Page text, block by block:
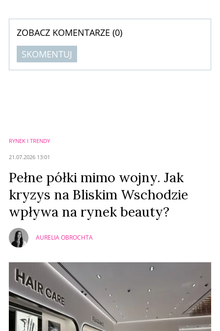
ZOBACZ KOMENTARZE (0)
SKOMENTUJ
RYNEK I TRENDY
21.07.2026 13:01
Pełne półki mimo wojny. Jak
kryzys na Bliskim Wschodzie
wpływa na rynek beauty?
AURELIA OBROCHTA